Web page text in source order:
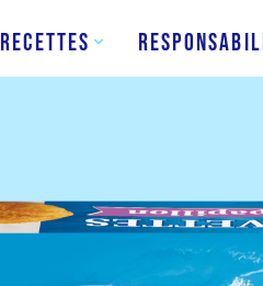
Recettes